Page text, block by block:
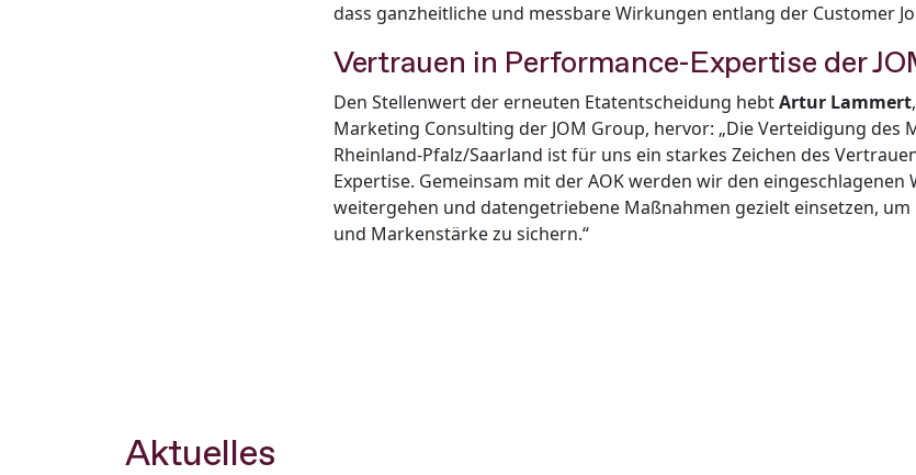
dass ganzheitliche und messbare Wirkungen entlang der Customer
Vertrauen in Performance-Expertise der
Den Stellenwert der erneuten Etatentscheidung hebtArtur Lammert
Marketing Consulting der JOM Group, hervor: „Die Verteidigung des
Rheinland-Pfalz/Saarland ist für uns ein starkes Zeichen des
Expertise. Gemeinsam mit der AOK werden wir den eingeschlagenen
weitergehen und datengetriebene Maßnahmen gezielt einsetzen,
und Markenstärke zu sichern.“
Aktuelles